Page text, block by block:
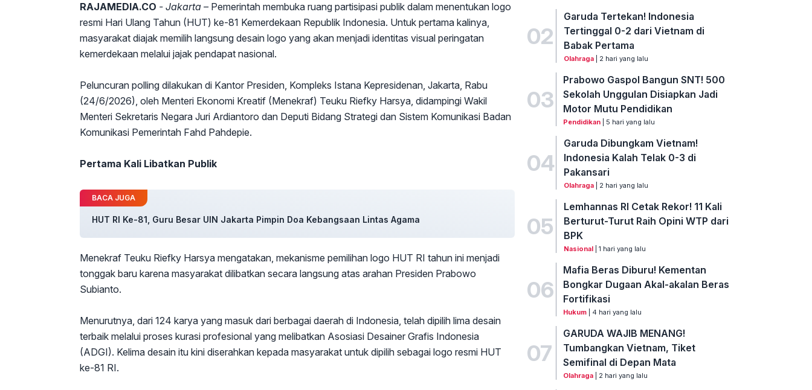
RAJAMEDIA.CO - Jakarta –Pemerintah membuka ruang partisipasi publik dalam menentukan logo
resmi Hari Ulang Tahun (HUT) ke-81 Kemerdekaan Republik Indonesia. Untuk pertama kalinya,
masyarakat diajak memilih langsung desain logo yang akan menjadi identitas visual peringatan
kemerdekaan melalui jajak pendapat nasional.
Peluncuran polling dilakukan di Kantor Presiden, Kompleks Istana Kepresidenan, Jakarta, Rabu
(24/6/2026), oleh Menteri Ekonomi Kreatif (Menekraf) Teuku Riefky Harsya, didampingi Wakil
Menteri Sekretaris Negara Juri Ardiantoro dan Deputi Bidang Strategi dan Sistem Komunikasi Badan
Komunikasi Pemerintah Fahd Pahdepie.
Pertama Kali Libatkan Publik
BACA JUGA
HUT RI Ke-81, Guru Besar UIN Jakarta Pimpin Doa Kebangsaan Lintas Agama
Menekraf Teuku Riefky Harsya mengatakan, mekanisme pemilihan logo HUT RI tahun ini menjadi
tonggak baru karena masyarakat dilibatkan secara langsung atas arahan Presiden Prabowo
Subianto.
Menurutnya, dari 124 karya yang masuk dari berbagai daerah di Indonesia, telah dipilih lima desain
terbaik melalui proses kurasi profesional yang melibatkan Asosiasi Desainer Grafis Indonesia
(ADGI). Kelima desain itu kini diserahkan kepada masyarakat untuk dipilih sebagai logo resmi HUT
ke-81 RI.
02
Garuda Tertekan! Indonesia
Tertinggal 0-2 dari Vietnam di
Babak Pertama
Olahraga| 2 hari yang lalu
03
Prabowo Gaspol Bangun SNT! 500
Sekolah Unggulan Disiapkan Jadi
Motor Mutu Pendidikan
Pendidikan | 5 hari yang lalu
04
Garuda Dibungkam Vietnam!
Indonesia Kalah Telak 0-3 di
Pakansari
Olahraga| 2 hari yang lalu
05
Lemhannas RI Cetak Rekor! 11 Kali
Berturut-Turut Raih Opini WTP dari
BPK
Nasional| 1 hari yang lalu
06
Mafia Beras Diburu! Kementan
Bongkar Dugaan Akal-akalan Beras
Fortifikasi
Hukum | 4 hari yang lalu
07
GARUDA WAJIB MENANG!
Tumbangkan Vietnam, Tiket
Semifinal di Depan Mata
Olahraga | 2 hari yang lalu